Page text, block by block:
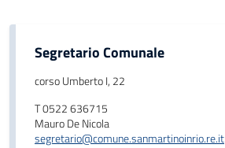
Segretario Comunale
corso Umberto I, 22
T 0522 636715
Mauro De Nicola
segretario@comune.sanmartinoinrio.re.it